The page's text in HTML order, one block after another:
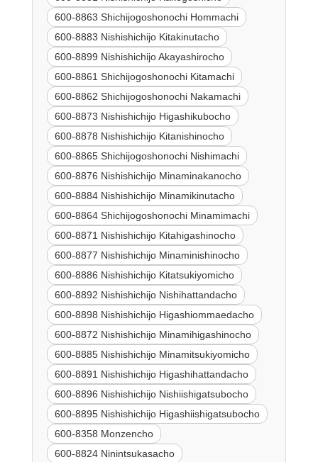
600-8863 Shichijogoshonochi Hommachi
600-8883 Nishishichijo Kitakinutacho
600-8899 Nishishichijo Akayashirocho
600-8861 Shichijogoshonochi Kitamachi
600-8862 Shichijogoshonochi Nakamachi
600-8873 Nishishichijo Higashikubocho
600-8878 Nishishichijo Kitanishinocho
600-8865 Shichijogoshonochi Nishimachi
600-8876 Nishishichijo Minaminakanocho
600-8884 Nishishichijo Minamikinutacho
600-8864 Shichijogoshonochi Minamimachi
600-8871 Nishishichijo Kitahigashinocho
600-8877 Nishishichijo Minaminishinocho
600-8886 Nishishichijo Kitatsukiyomicho
600-8892 Nishishichijo Nishihattandacho
600-8898 Nishishichijo Higashiommaedacho
600-8872 Nishishichijo Minamihigashinocho
600-8885 Nishishichijo Minamitsukiyomicho
600-8891 Nishishichijo Higashihattandacho
600-8896 Nishishichijo Nishiishigatsubocho
600-8895 Nishishichijo Higashiishigatsubocho
600-8358 Monzencho
600-8824 Ninintsukasacho